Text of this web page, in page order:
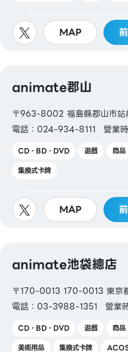
MAP
animate郡山
〒963-8002 福島縣郡山市站
電話：024-934-8111
營業
CD・BD・DVD 遊戲 商品
集換式卡牌
MAP
animate池袋總店
〒170-0013 170-0013 東京
電話：03-3988-1351
營業
CD・BD・DVD 遊戲 商品
美術用品
集換式卡牌